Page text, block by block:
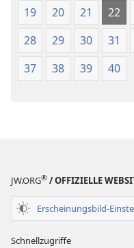
19
20 21 22
28
29 30 31
37
38 39 40
JW.ORG® / OFFIZIELLE
Erscheinungsbild-
Schnellzugriffe